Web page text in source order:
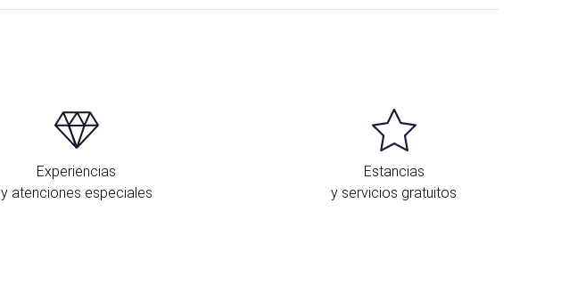
Experiencias
y atenciones especiales
Estancias
y servicios gratuitos